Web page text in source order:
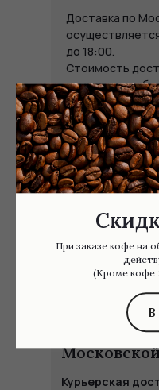
При заказе кофе на
(Кроме кофе
В
Доставка по
до 18:00.
Стоимость
сумме заказа
бесплатная.
Курьерская